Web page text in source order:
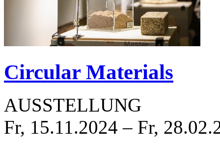
Circular Materials
AUSSTELLUNG
Fr, 15.11.2024 – Fr,